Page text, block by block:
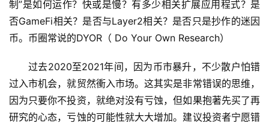
制”是如何运作？快或是慢？有多少相关扩展应用程式？是
否GameFi相关？是否与Layer2相关？是否只是抄作的迷因
币。币圈常说的DYOR（ Do Your Own Research）
过去2020至2021年间，因为币市暴升，不少散户怕错
过入市机会，就贸然衝入市场。这其实是非常错误的思维，
因为只要你不投资，就绝对没有亏蚀，但如果抱著先买了再
研究的心态，亏蚀的可能性就大大增加。建议投资者宁愿错